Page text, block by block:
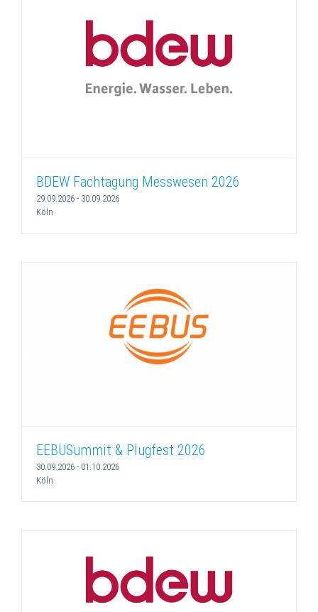
BDEW Fachtagung Messwesen 2026
29.09.2026 - 30.09.2026
Köln
EEBUSummit & Plugfest 2026
30.09.2026 - 01.10.2026
Köln